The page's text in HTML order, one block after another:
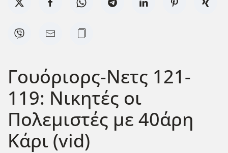
Γουόριορς-Νετς 121-
119: Νικητές οι
Πολεμιστές με 40άρη
Κάρι (vid)